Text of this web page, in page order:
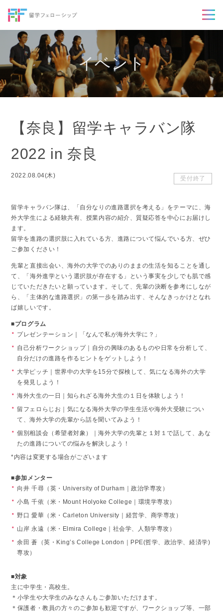
イベント
【奈良】留学キャラバン隊
2022 in 奈良
2022.08.04(木) 受付終了
留学キャラバン隊は、「自分なりの進路選択を考える」をテーマに、海
外大学生による経験共有、授業内容の紹介、質疑応答を中心にお届けし
ます。
留学を進路の選択肢に入れている方、進路について悩んでいる方、ぜひ
ご参加ください！
先輩と直接出会い、海外の大学でのありのままの生活を知ることを通し
て、「海外進学という選択肢が存在する」という事実を少しでも肌で感
じていただきたいと願っています。そして、先輩の決断を参考にしなが
ら、「主体的な進路選択」の第一歩を踏み出す、そんなきっかけとなれ
ば嬉しいです。
■プログラム
プレゼンテーション｜「なんで私が海外大学に？」
自己分析ワークショップ｜自分の興味のあるものや日常を分析して、
自分だけの進路を作るヒントをゲットしよう！
大学ピッチ｜世界中の大学を15分で探検して、気になる海外の大学
を発見しよう！
海外大生の一日｜知られざる海外大生の１日を体験しよう！
留フェロらじお｜気になる海外大学の学生生活や海外大受験につい
て、海外大学の先輩から話を聞いてみよう！
個別相談会（希望者対象）｜海外大学の先輩と１対１で話して、あな
たの進路についての悩みを解決しよう！
*内容は変更する場合がございます
■参加メンター
向井 千尋（英・University of Durham｜政治学専攻）
小島 千依（米・Mount Holyoke College｜環境学専攻）
野口 愛華（米・Carleton University｜経営学、商学専攻）
山岸 永遠（米・Elmira College｜社会学、人類学専攻）
余田 蒼（英・King’s College London｜PPE(哲学、政治学、経済学)
専攻）
■対象
主に中学生・高校生。
＊小学生や大学生のみなさんもご参加いただけます。
＊保護者・教員の方々のご参加も歓迎ですが、ワークショップ等、一部